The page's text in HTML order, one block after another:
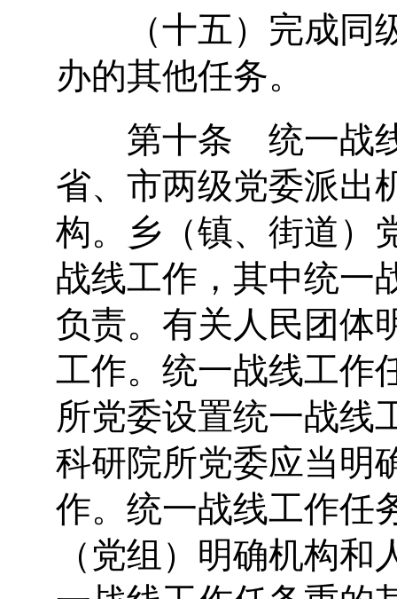
（十五）完成同
办的其他任务。
第十条 统一战线
省、市两级党委派出
构。乡（镇、街道）
战线工作，其中统一
负责。有关人民团体
工作。统一战线工作
所党委设置统一战线
科研院所党委应当明
作。统一战线工作任
（党组）明确机构